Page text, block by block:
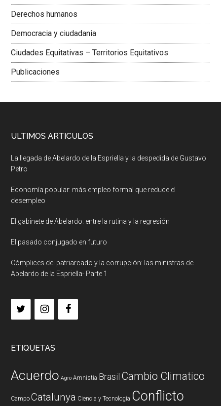
Derechos humanos
Democracia y ciudadania
Ciudades Equitativas – Territorios Equitativos
Publicaciones
ULTIMOS ARTICULOS
La llegada de Abelardo de la Espriella y la despedida de Gustavo
Petro
Economía popular: más empleo formal que reduce el
desempleo
El gabinete de Abelardo: entre la rutina y la regresión
El pasado conjugado en futuro
Cómplices del patriarcado y la corrupción: las ministras de
Abelardo de la Espriella- Parte 1
ETIQUETAS
Acuerdo Agro Amnistia Brasil Cambio Climatico
Campo Catalunya Ciencia y Tecnología Conflicto